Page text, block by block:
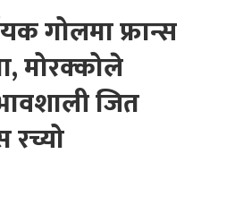
गोलमा फ्रान्स
मोरक्कोले
जित
रच्यो